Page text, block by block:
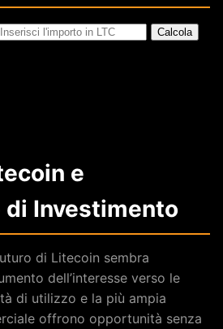
Calcola
e
Investimento
di Litecoin sembra
dell’interesse verso le
di utilizzo e la più ampia
offrono opportunità senza